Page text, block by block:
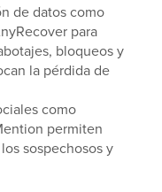
de datos como
para
bloqueos y
la pérdida de
como
permiten
sospechosos y